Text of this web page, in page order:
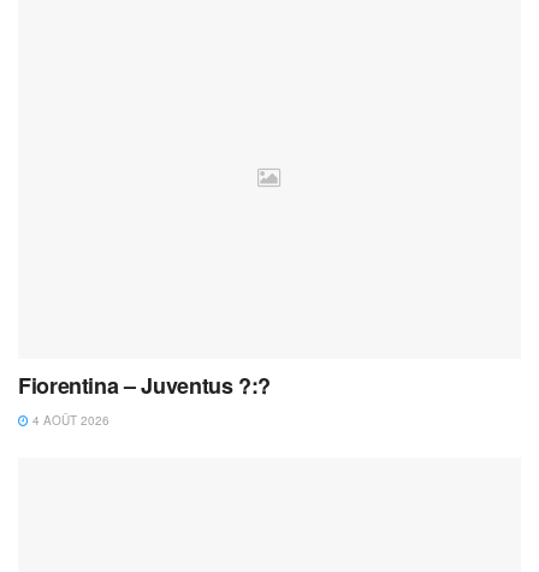
Fiorentina – Juventus ?:?
4 AOÛT 2026